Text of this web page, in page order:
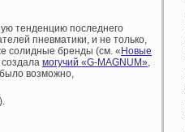
тенденцию последнего
пневматики, и не только,
солидные бренды (см. «Новые
могучий «G-MAGNUM»
возможно,